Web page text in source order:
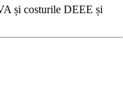
și costurile DEEE și